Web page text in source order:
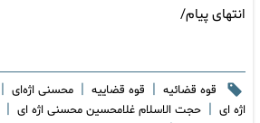
انتهای پیام/
قوه قضائیه | قوه قضاییه | محسنی اژه‌ای |
اژه ای | حجت الاسلام غلامحسین محسنی اژه ای |